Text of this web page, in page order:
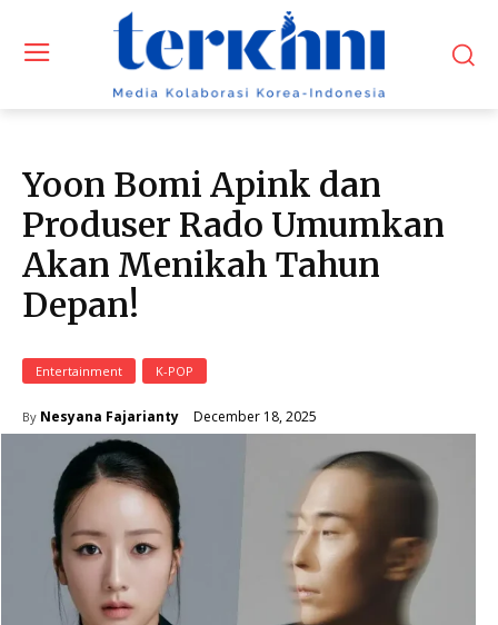
Yoon Bomi Apink dan
Produser Rado Umumkan
Akan Menikah Tahun
Depan!
Entertainment K-POP
By Nesyana Fajarianty December 18, 2025